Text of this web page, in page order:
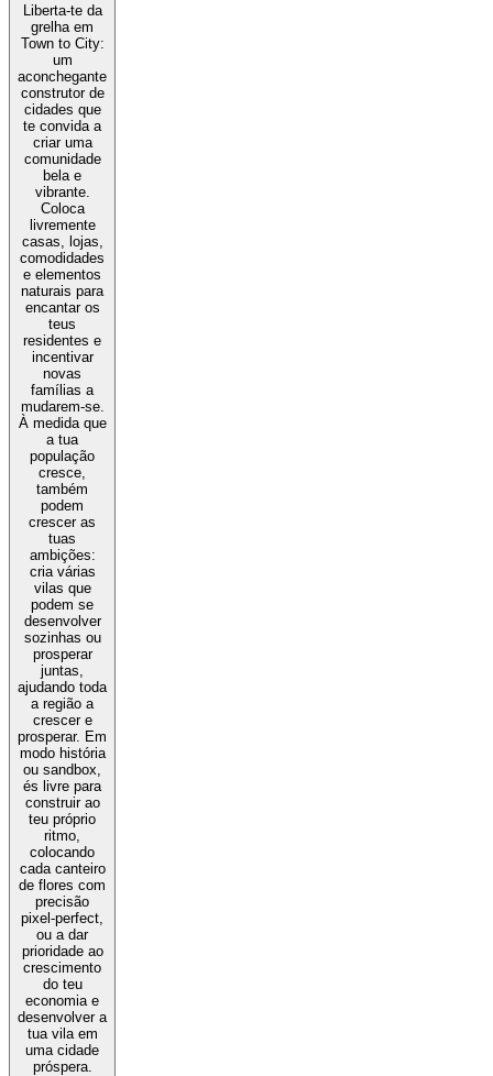
Liberta-te da
grelha em
Town to City:
um
aconchegante
construtor de
cidades que
te convida a
criar uma
comunidade
bela e
vibrante.
Coloca
livremente
casas, lojas,
comodidades
e elementos
naturais para
encantar os
teus
residentes e
incentivar
novas
famílias a
mudarem-se.
À medida que
a tua
população
cresce,
também
podem
crescer as
tuas
ambições:
cria várias
vilas que
podem se
desenvolver
sozinhas ou
prosperar
juntas,
ajudando toda
a região a
crescer e
prosperar. Em
modo história
ou sandbox,
és livre para
construir ao
teu próprio
ritmo,
colocando
cada canteiro
de flores com
precisão
pixel-perfect,
ou a dar
prioridade ao
crescimento
do teu
economia e
desenvolver a
tua vila em
uma cidade
próspera.